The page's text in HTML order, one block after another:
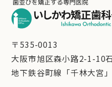
〒535-0013
大阪市旭区森小路2-1-10
地下鉄谷町線「千林大宮